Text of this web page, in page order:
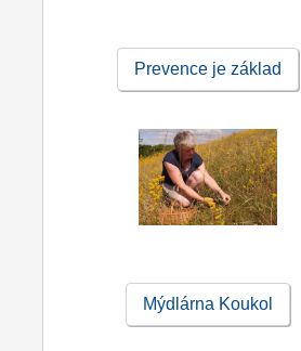
Prevence je základ
Mýdlárna Koukol